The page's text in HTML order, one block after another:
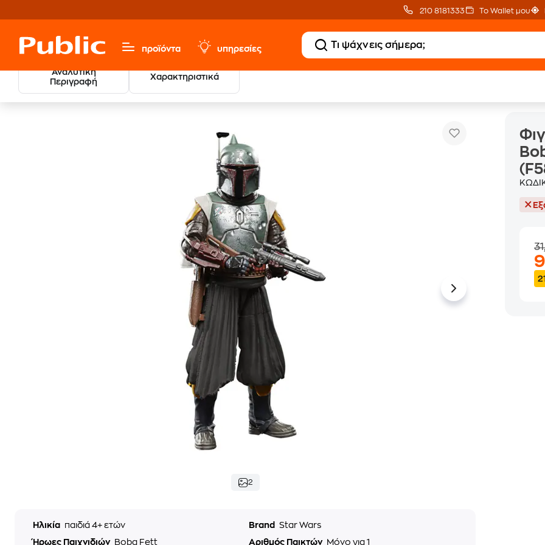
210 8181333 Το Wallet μου
προϊόντα υπηρεσίες
Αναλυτική
Περιγραφή
Χαρακτηριστικά
Παιχνίδια & Παιδικά
2
Ηλικία παιδιά 4+ ετών Brand
Star Wars
Ήρωες Παιχνιδιών Boba Fett Αριθμός Παικτών Μόνο για 1